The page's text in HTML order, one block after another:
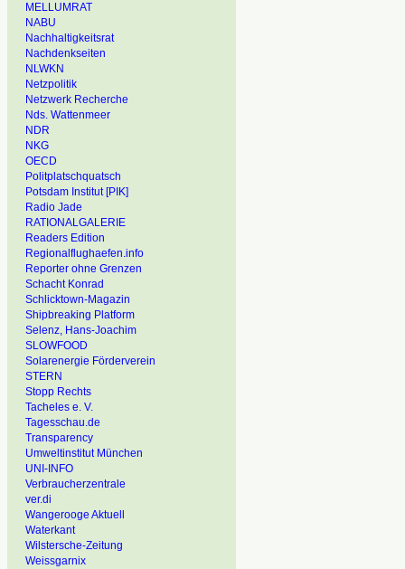
MELLUMRAT
NABU
Nachhaltigkeitsrat
Nachdenkseiten
NLWKN
Netzpolitik
Netzwerk Recherche
Nds. Wattenmeer
NDR
NKG
OECD
Politplatschquatsch
Potsdam Institut [PIK]
Radio Jade
RATIONALGALERIE
Readers Edition
Regionalflughaefen.info
Reporter ohne Grenzen
Schacht Konrad
Schlicktown-Magazin
Shipbreaking Platform
Selenz, Hans-Joachim
SLOWFOOD
Solarenergie Förderverein
STERN
Stopp Rechts
Tacheles e. V.
Tagesschau.de
Transparency
Umweltinstitut München
UNI-INFO
Verbraucherzentrale
ver.di
Wangerooge Aktuell
Waterkant
Wilstersche-Zeitung
Weissgarnix